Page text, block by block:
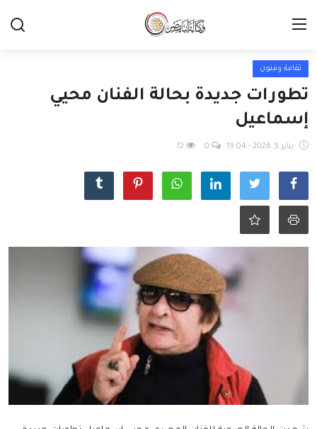
ثقافة وفنون
تطورات جديدة بحالة الفنان محيي
إسماعيل
يناير 5, 2026 - 19:04